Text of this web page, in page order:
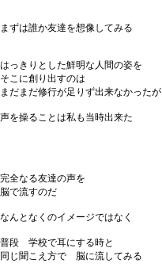
まずは誰か友達を想像してみる
はっきりとした鮮明な人間の姿を
そこに創り出すのは
まだまだ修行が足りず出来なかったが
声を操ることは私も当時出来た
完全なる友達の声を
脳で流すのだ
なんとなくのイメージではなく
普段 学校で耳にする時と
同じ聞こえ方で 脳に流してみる